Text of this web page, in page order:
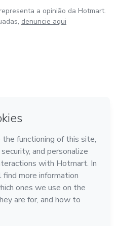
a opinião da Hotmart.
denuncie aqui